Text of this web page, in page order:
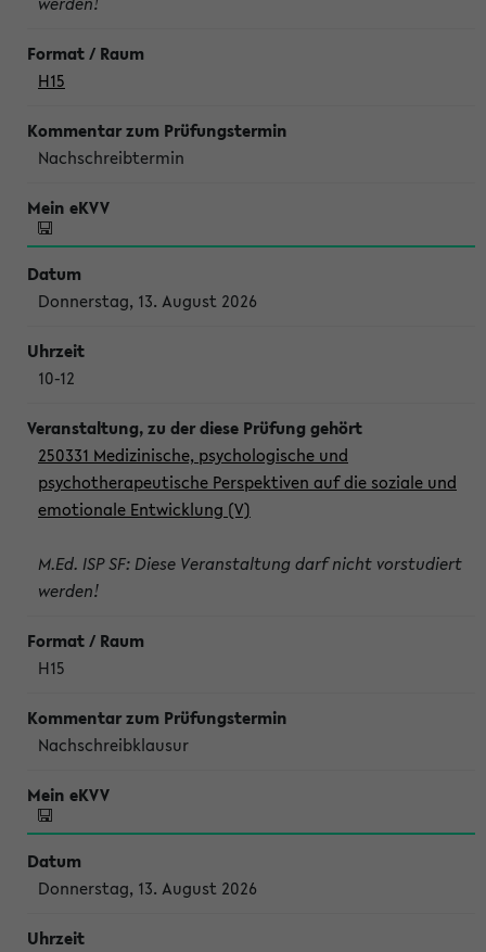
H15
Nachschreibtermin
Donnerstag, 13. August 2026
10-12
250331 Medizinische, psychologische und
psychotherapeutische Perspektiven auf die soziale und
emotionale Entwicklung (V)
M.Ed. ISP SF: Diese Veranstaltung darf nicht vorstudiert
werden!
H15
Nachschreibklausur
Donnerstag, 13. August 2026